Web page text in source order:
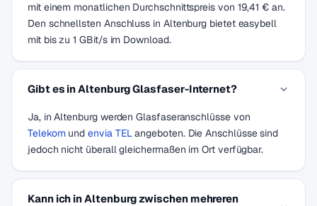
mit einem monatlichen Durchschnittspreis von 19,41 € an.
Den schnellsten Anschluss in Altenburg bietet easybell
mit bis zu 1 GBit/s im Download.
Gibt es in Altenburg Glasfaser-Internet?
Ja, in Altenburg werden Glasfaseranschlüsse von
Telekomundenvia TELangeboten. Die Anschlüsse sind
jedoch nicht überall gleichermaßen im Ort verfügbar.
Kann ich in Altenburg zwischen mehreren